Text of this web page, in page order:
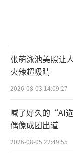
李劲松实验
物学实验。
嚣尘上：“李
科学的。”学
在两年内李
人并没有放
张萌泳池美照让
火辣超吸睛
2026-08-03 14:09:27
喊了好久的“AI
偶像成团出道
2026-08-05 22:49:55